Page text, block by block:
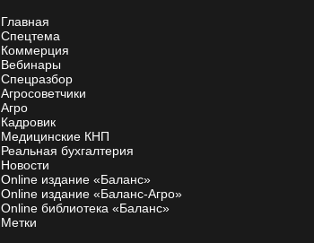
Главная
Спецтема
Коммерция
Вебинары
Спецразбор
Агросоветчики
Агро
Кадровик
Медицинские КНП
Реальная бухгалтерия
Новости
Online издание «Баланс»
Online издание «Баланс-Агро»
Online библиотека «Баланс»
Метки